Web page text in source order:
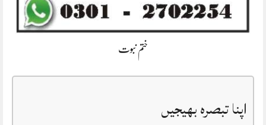
ختم نبوت
اپنا تبصرہ بھیجیں